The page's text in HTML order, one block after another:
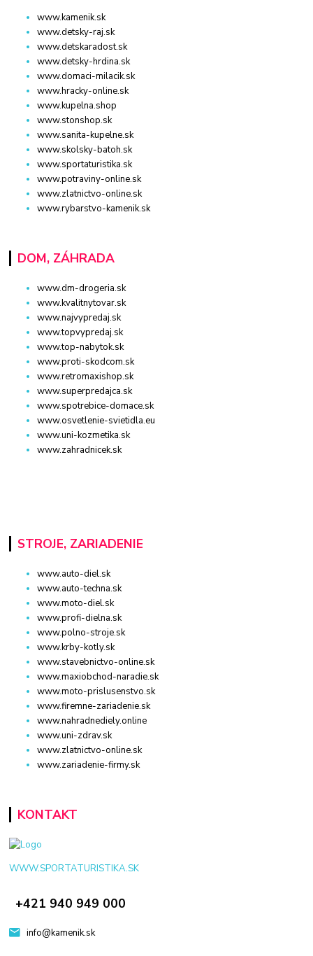
www.kamenik.sk
www.detsky-raj.sk
www.detskaradost.sk
www.detsky-hrdina.sk
www.domaci-milacik.sk
www.hracky-online.sk
www.kupelna.shop
www.stonshop.sk
www.sanita-kupelne.sk
www.skolsky-batoh.sk
www.sportaturistika.sk
www.potraviny-online.sk
www.zlatnictvo-online.sk
www.rybarstvo-kamenik.sk
DOM, ZÁHRADA
www.dm-drogeria.sk
www.kvalitnytovar.sk
www.najvypredaj.sk
www.topvypredaj.sk
www.top-nabytok.sk
www.proti-skodcom.sk
www.retromaxishop.sk
www.superpredajca.sk
www.spotrebice-domace.sk
www.osvetlenie-svietidla.eu
www.uni-kozmetika.sk
www.zahradnicek.sk
STROJE, ZARIADENIE
www.auto-diel.sk
www.auto-techna.sk
www.moto-diel.sk
www.profi-dielna.sk
www.polno-stroje.sk
www.krby-kotly.sk
www.stavebnictvo-online.sk
www.maxiobchod-naradie.sk
www.moto-prislusenstvo.sk
www.firemne-zariadenie.sk
www.nahradnediely.online
www.uni-zdrav.sk
www.zlatnictvo-online.sk
www.zariadenie-firmy.sk
KONTAKT
WWW.SPORTATURISTIKA.SK
+421 940 949 000
info@kamenik.sk